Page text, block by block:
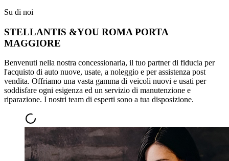
Su di noi
STELLANTIS &YOU ROMA PORTA
MAGGIORE
Benvenuti nella nostra concessionaria, il tuo partner di fiducia per
l'acquisto di auto nuove, usate, a noleggio e per assistenza post
vendita. Offriamo una vasta gamma di veicoli nuovi e usati per
soddisfare ogni esigenza ed un servizio di manutenzione e
riparazione. I nostri team di esperti sono a tua disposizione.